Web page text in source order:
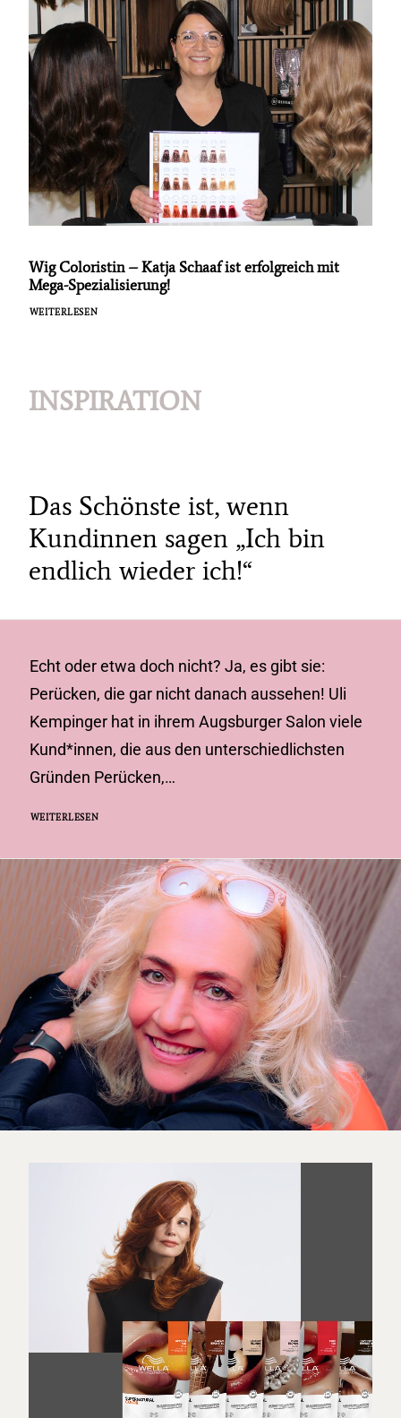
Wig Coloristin – Katja Schaaf ist erfolgreich mit
Mega-Spezialisierung!
WEITERLESEN
INSPIRATION
Das Schönste ist, wenn
Kundinnen sagen „Ich bin
endlich wieder ich!“
Echt oder etwa doch nicht? Ja, es gibt sie:
Perücken, die gar nicht danach aussehen! Uli
Kempinger hat in ihrem Augsburger Salon viele
Kund*innen, die aus den unterschiedlichsten
Gründen Perücken,…
WEITERLESEN